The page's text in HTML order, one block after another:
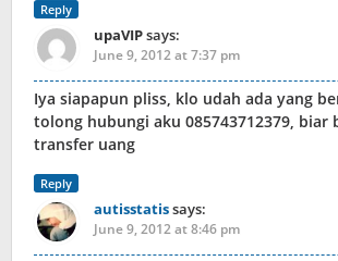
Reply
upaVIPsays:
June 9, 2012 at 7:37 pm
Iya siapapun pliss, klo udah ada yang
tolong hubungi aku 085743712379, biar
transfer uang
Reply
autisstatissays:
June 9, 2012 at 8:46 pm